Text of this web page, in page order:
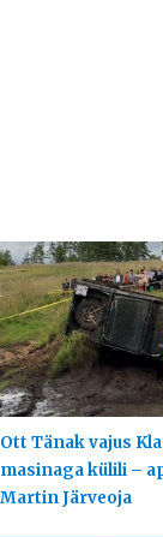
Ott Tänak vajus
masinaga külili –
Martin Järveoja